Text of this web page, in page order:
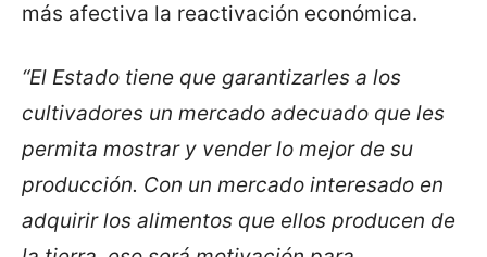
más afectiva la reactivación económica.
“El Estado tiene que garantizarles a los
cultivadores un mercado adecuado que les
permita mostrar y vender lo mejor de su
producción. Con un mercado interesado en
adquirir los alimentos que ellos producen de